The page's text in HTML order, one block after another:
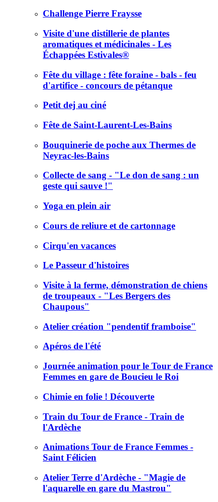
Challenge Pierre Fraysse
Visite d'une distillerie de plantes
aromatiques et médicinales - Les
Échappées Estivales®
Fête du village : fête foraine - bals - feu
d'artifice - concours de pétanque
Petit dej au ciné
Fête de Saint-Laurent-Les-Bains
Bouquinerie de poche aux Thermes de
Neyrac-les-Bains
Collecte de sang - "Le don de sang : un
geste qui sauve !"
Yoga en plein air
Cours de reliure et de cartonnage
Cirqu'en vacances
Le Passeur d'histoires
Visite à la ferme, démonstration de chiens
de troupeaux - "Les Bergers des
Chaupous"
Atelier création "pendentif framboise"
Apéros de l'été
Journée animation pour le Tour de France
Femmes en gare de Boucieu le Roi
Chimie en folie ! Découverte
Train du Tour de France - Train de
l'Ardèche
Animations Tour de France Femmes -
Saint Félicien
Atelier Terre d'Ardèche - "Magie de
l'aquarelle en gare du Mastrou"